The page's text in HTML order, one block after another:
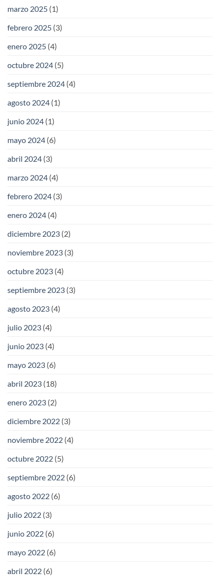
marzo 2025 (1)
febrero 2025 (3)
enero 2025 (4)
octubre 2024 (5)
septiembre 2024 (4)
agosto 2024 (1)
junio 2024 (1)
mayo 2024 (6)
abril 2024 (3)
marzo 2024 (4)
febrero 2024 (3)
enero 2024 (4)
diciembre 2023 (2)
noviembre 2023 (3)
octubre 2023 (4)
septiembre 2023 (3)
agosto 2023 (4)
julio 2023 (4)
junio 2023 (4)
mayo 2023 (6)
abril 2023 (18)
enero 2023 (2)
diciembre 2022 (3)
noviembre 2022 (4)
octubre 2022 (5)
septiembre 2022 (6)
agosto 2022 (6)
julio 2022 (3)
junio 2022 (6)
mayo 2022 (6)
abril 2022 (6)